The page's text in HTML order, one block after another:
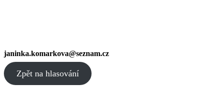
janinka.komarkova@seznam.cz
Zpět na hlasování